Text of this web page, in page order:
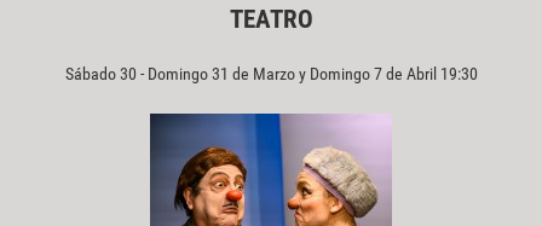
TEATRO
Sábado 30 - Domingo 31 de Marzo y Domingo 7 de Abril 19:30